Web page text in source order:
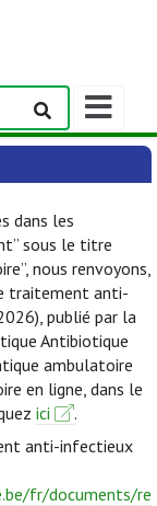
Afficher/
la
barre
navigation
dans les
sous le titre
nous renvoyons,
traitement anti-
publié par la
Antibiotique
ambulatoire
en ligne, dans le
ici
.
anti-infectieux
fr/documents/re